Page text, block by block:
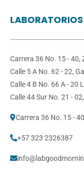
Carrera 36 No. 15 - 40,
Calle 5 A No. 62 - 22,
Calle 4 B No. 66 A - 20
Calle 44 Sur No. 21 -
Carrera 36 No. 15 -
+57 323 2326387